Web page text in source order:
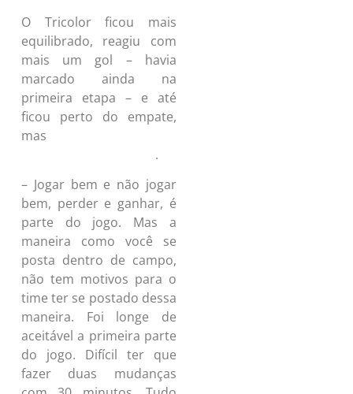
O Tricolor ficou mais
equilibrado, reagiu com
mais um gol – havia
marcado ainda na
primeira etapa – e até
ficou perto do empate,
mas
.
– Jogar bem e não jogar
bem, perder e ganhar, é
parte do jogo. Mas a
maneira como você se
posta dentro de campo,
não tem motivos para o
time ter se postado dessa
maneira. Foi longe de
aceitável a primeira parte
do jogo. Difícil ter que
fazer duas mudanças